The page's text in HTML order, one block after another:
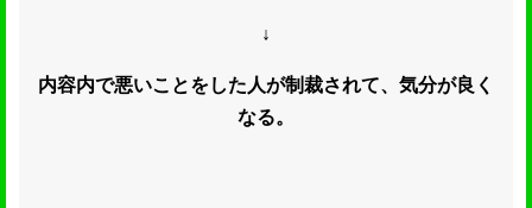
↓
内容内で悪いことをした人が制裁されて、気分が良く
なる。